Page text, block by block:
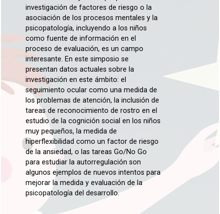
investigación de factores de riesgo o la
asociación de los procesos mentales y la
psicopatología, incluyendo a los niños
como fuente de información en el
proceso de evaluación, es un campo
interesante. En este simposio se
presentan datos actuales sobre la
investigación en este ámbito: el
seguimiento ocular como una medida de
los problemas de atención, la inclusión de
tareas de reconocimiento de rostro en el
estudio de la cognición social en los niños
muy pequeños, la medida de
hiperflexibilidad como un factor de riesgo
de la ansiedad, o las tareas Go/No Go
para estudiar la autorregulación son
algunos ejemplos de nuevos intentos para
mejorar la medida y evaluación de la
psicopatología del desarrollo.